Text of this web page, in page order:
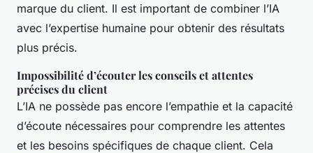
marque du client. Il est important de combiner l’IA
avec l’expertise humaine pour obtenir des résultats
plus précis.
Impossibilité d’écouter les conseils et attentes
précises du client
L’IA ne possède pas encore l’empathie et la capacité
d’écoute nécessaires pour comprendre les attentes
et les besoins spécifiques de chaque client. Cela